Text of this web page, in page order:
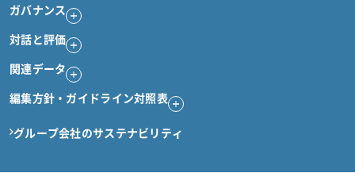
ガバナンス
対話と評価
関連データ
編集方針・ガイドライン対照表
グループ会社のサステナビリティ